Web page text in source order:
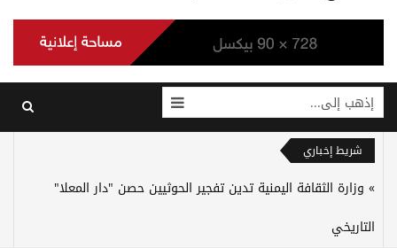
إذهب إلى...
شريط إخباري
وزارة الثقافة اليمنية تدين تفجير الحوثيين حصن "دار المعلا"
التاريخي